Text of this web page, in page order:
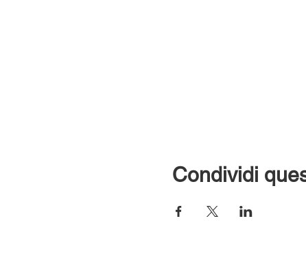
Condividi